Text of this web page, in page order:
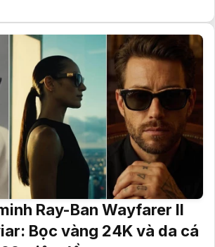
Ray-Ban Wayfarer II
Bọc vàng 24K và da cá